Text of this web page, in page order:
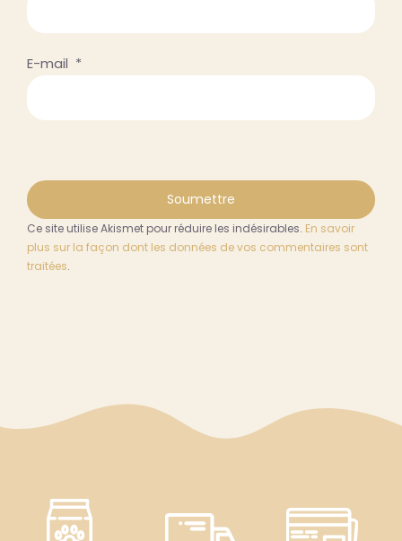
E-mail *
Ce site utilise Akismet pour réduire les indésirables. En savoir
plus sur la façon dont les données de vos commentaires sont
traitées.